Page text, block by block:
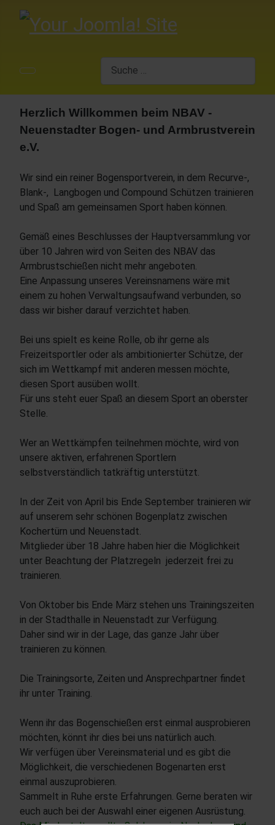
Herzlich Willkommen beim NBAV -
Neuenstadter Bogen- und Armbrustverein
e.V.
Wir sind ein reiner Bogensportverein, in dem Recurve-,
Blank-, Langbogen und Compound Schützen trainieren
und Spaß am gemeinsamen Sport haben können.
Gemäß eines Beschlusses der Hauptversammlung vor
über 10 Jahren wird von Seiten des NBAV das
Armbrustschießen nicht mehr angeboten.
Eine Anpassung unseres Vereinsnamens wäre mit
einem zu hohen Verwaltungsaufwand verbunden, so
dass wir bisher darauf verzichtet haben.
Bei uns spielt es keine Rolle, ob ihr gerne als
Freizeitsportler oder als ambitionierter Schütze, der
sich im Wettkampf mit anderen messen möchte,
diesen Sport ausüben wollt.
Für uns steht euer Spaß an diesem Sport an oberster
Stelle.
Wer an Wettkämpfen teilnehmen möchte, wird von
unsere aktiven, erfahrenen Sportlern
selbstverständlich tatkräftig unterstützt.
In der Zeit von April bis Ende September trainieren wir
auf unserem sehr schönen Bogenplatz zwischen
Kochertürn und Neuenstadt.
Mitglieder über 18 Jahre haben hier die Möglichkeit
unter Beachtung der Platzregeln jederzeit frei zu
trainieren.
Von Oktober bis Ende März stehen uns Trainingszeiten
in der Stadthalle in Neuenstadt zur Verfügung.
Daher sind wir in der Lage, das ganze Jahr über
trainieren zu können.
Die Trainingsorte, Zeiten und Ansprechpartner findet
ihr unter Training.
Wenn ihr das Bogenschießen erst einmal ausprobieren
möchten, könnt ihr dies bei uns natürlich auch.
Wir verfügen über Vereinsmaterial und es gibt die
Möglichkeit, die verschiedenen Bogenarten erst
einmal auszuprobieren.
Sammelt in Ruhe erste Erfahrungen. Gerne beraten wir
euch auch bei der Auswahl einer eigenen Ausrüstung.